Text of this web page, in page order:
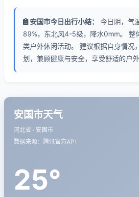
安国市今日出行小结：
今日阴，气
89%，东北风4-5级，降水0mm。 整
类户外休闲活动。 建议根据自身情况
划，兼顾健康与安全，享受舒适的户外
安国市天气
河北省 · 安国市
数据来源：腾讯官方API
25°